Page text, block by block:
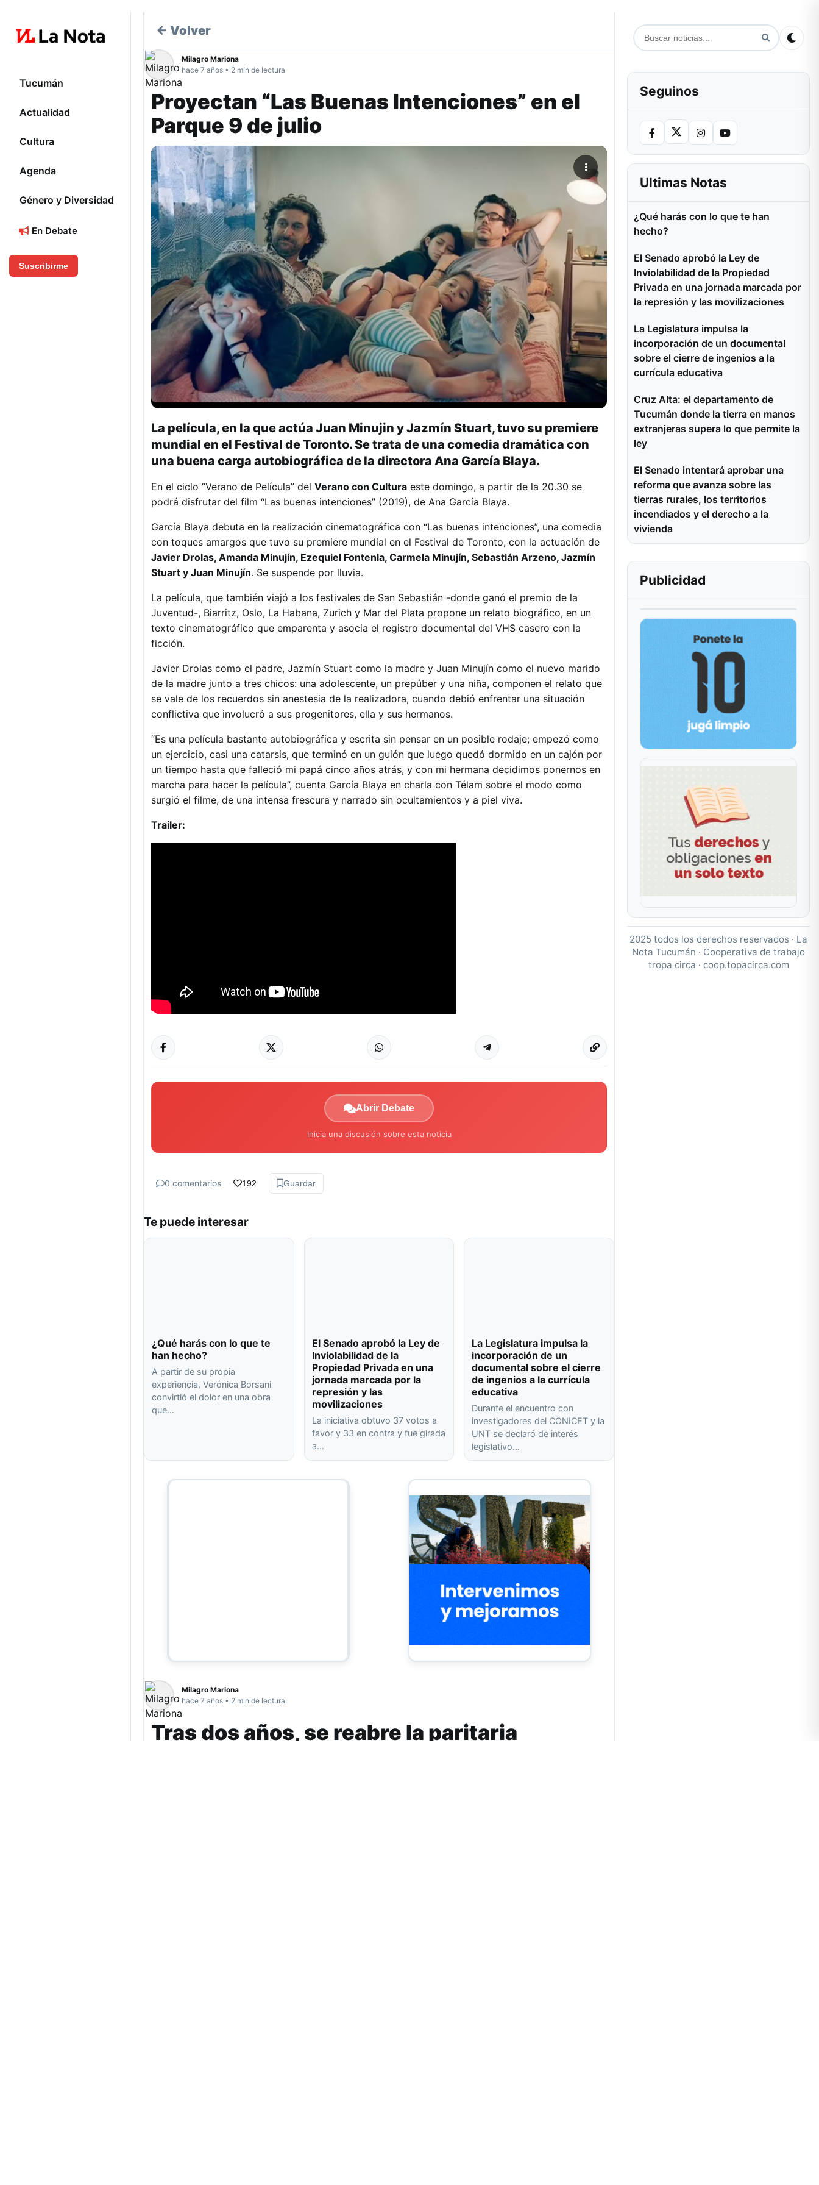
Tucumán
Actualidad
Cultura
Agenda
Género y Diversidad
En Debate
Suscribirme
← Volver
Milagro Mariona
hace 7 años • 2 min de lectura
Proyectan “Las Buenas Intenciones” en el
Parque 9 de julio
La película, en la que actúa Juan Minujin y Jazmín Stuart, tuvo su premiere
mundial en el Festival de Toronto. Se trata de una comedia dramática con
una buena carga autobiográfica de la directora Ana García Blaya.
En el ciclo “Verano de Película” del Verano con Cultura este domingo, a partir de la 20.30 se
podrá disfrutar del film “Las buenas intenciones” (2019), de Ana García Blaya.
García Blaya debuta en la realización cinematográfica con “Las buenas intenciones”, una comedia
con toques amargos que tuvo su premiere mundial en el Festival de Toronto, con la actuación de
Javier Drolas, Amanda Minujín, Ezequiel Fontenla, Carmela Minujín, Sebastián Arzeno, Jazmín
Stuart y Juan Minujín. Se suspende por lluvia.
La película, que también viajó a los festivales de San Sebastián -donde ganó el premio de la
Juventud-, Biarritz, Oslo, La Habana, Zurich y Mar del Plata propone un relato biográfico, en un
texto cinematográfico que emparenta y asocia el registro documental del VHS casero con la
ficción.
Javier Drolas como el padre, Jazmín Stuart como la madre y Juan Minujín como el nuevo marido
de la madre junto a tres chicos: una adolescente, un prepúber y una niña, componen el relato que
se vale de los recuerdos sin anestesia de la realizadora, cuando debió enfrentar una situación
conflictiva que involucró a sus progenitores, ella y sus hermanos.
“Es una película bastante autobiográfica y escrita sin pensar en un posible rodaje; empezó como
un ejercicio, casi una catarsis, que terminó en un guión que luego quedó dormido en un cajón por
un tiempo hasta que falleció mi papá cinco años atrás, y con mi hermana decidimos ponernos en
marcha para hacer la película”, cuenta García Blaya en charla con Télam sobre el modo como
surgió el filme, de una intensa frescura y narrado sin ocultamientos y a piel viva.
Trailer:
Abrir Debate
Inicia una discusión sobre esta noticia
0 comentarios 192 Guardar
Te puede interesar
¿Qué harás con lo que te
han hecho?
A partir de su propia
experiencia, Verónica Borsani
convirtió el dolor en una obra
que…
El Senado aprobó la Ley de
Inviolabilidad de la
Propiedad Privada en una
jornada marcada por la
represión y las
movilizaciones
La iniciativa obtuvo 37 votos a
favor y 33 en contra y fue girada
a…
La Legislatura impulsa la
incorporación de un
documental sobre el cierre
de ingenios a la currícula
educativa
Durante el encuentro con
investigadores del CONICET y la
UNT se declaró de interés
legislativo…
Milagro Mariona
hace 7 años • 2 min de lectura
Tras dos años, se reabre la paritaria
Seguinos
Ultimas Notas
¿Qué harás con lo que te han
hecho?
El Senado aprobó la Ley de
Inviolabilidad de la Propiedad
Privada en una jornada marcada por
la represión y las movilizaciones
La Legislatura impulsa la
incorporación de un documental
sobre el cierre de ingenios a la
currícula educativa
Cruz Alta: el departamento de
Tucumán donde la tierra en manos
extranjeras supera lo que permite la
ley
El Senado intentará aprobar una
reforma que avanza sobre las
tierras rurales, los territorios
incendiados y el derecho a la
vivienda
Publicidad
2025 todos los derechos reservados · La
Nota Tucumán · Cooperativa de trabajo
tropa circa · coop.topacirca.com